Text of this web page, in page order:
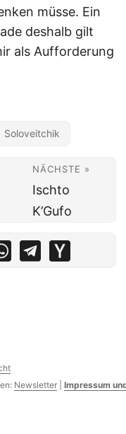
müsse. Ein
deshalb gilt
als Aufforderung
Soloveitchik
NÄCHSTE »
Ischto
K’Gufo
Newsletter Impressum